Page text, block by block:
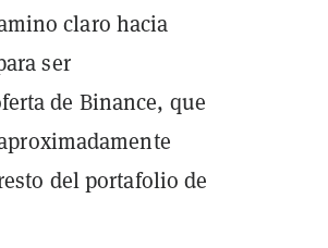
claro hacia
ser
de Binance, que
del portafolio de